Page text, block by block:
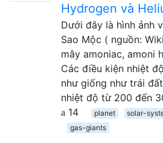
Hydrogen và
Dưới đây là hình ảnh
Sao Mộc ( nguồn:
mây amoniac, amoni
Các điều kiện nhiệt
như giống như trái
nhiệt độ từ 200 đến
14
planet solar-
gas-giants